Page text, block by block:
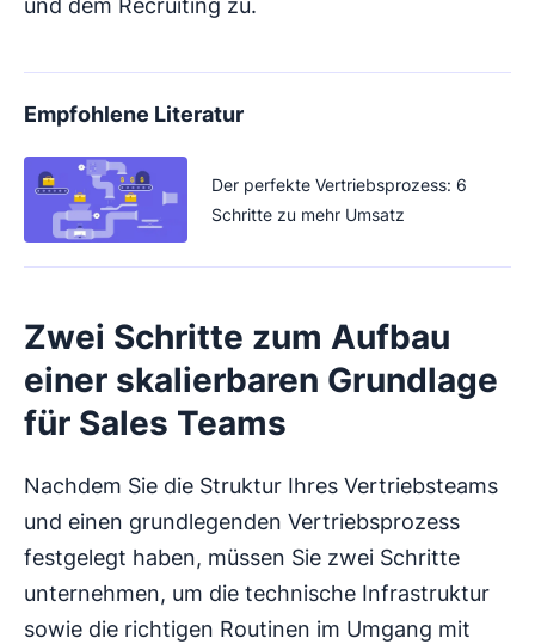
Empfohlene Literatur
Der perfekte Vertriebsprozess: 6
Schritte zu mehr Umsatz
Zwei Schritte zum Aufbau
einer skalierbaren Grundlage
für Sales Teams
Nachdem Sie die Struktur Ihres Vertriebsteams
und einen grundlegenden Vertriebsprozess
festgelegt haben, müssen Sie zwei Schritte
unternehmen, um die technische Infrastruktur
sowie die richtigen Routinen im Umgang mit